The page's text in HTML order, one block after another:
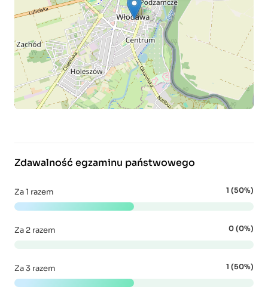
Zdawalność egzaminu państwowego
Za 1 razem 1 (50%)
Za 2 razem 0 (0%)
Za 3 razem 1 (50%)